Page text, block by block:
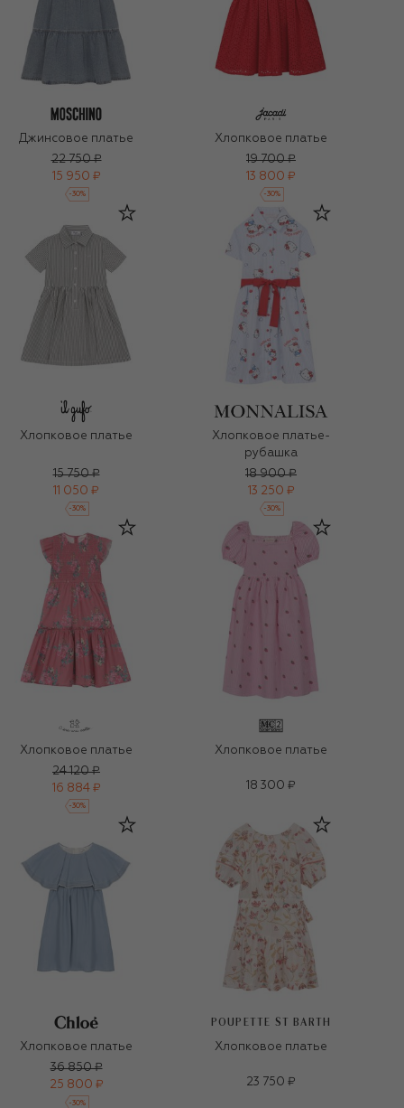
Джинсовое платье
22 750 ₽
15 950 ₽
-30%
Хлопковое платье
19 700 ₽
13 800 ₽
-30%
Хлопковое платье
15 750 ₽
11 050 ₽
-30%
Хлопковое платье-
рубашка
18 900 ₽
13 250 ₽
-30%
Хлопковое платье
24 120 ₽
16 884 ₽
-30%
Хлопковое платье
18 300 ₽
Хлопковое платье
36 850 ₽
25 800 ₽
-30%
POUPETTE ST BARTH
Хлопковое платье
23 750 ₽